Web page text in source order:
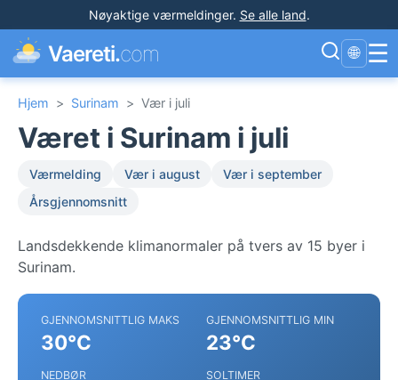
Nøyaktige værmeldinger. Se alle land.
Vaereti.com 🌐 ☰
Hjem > Surinam > Vær i juli
Været i Surinam i juli
Værmelding Vær i august
Vær i september
Årsgjennomsnitt
Landsdekkende klimanormaler på tvers av 15 byer i
Surinam.
GJENNOMSNITTLIG MAKS
30°C
GJENNOMSNITTLIG MIN
23°C
NEDBØR SOLTIMER